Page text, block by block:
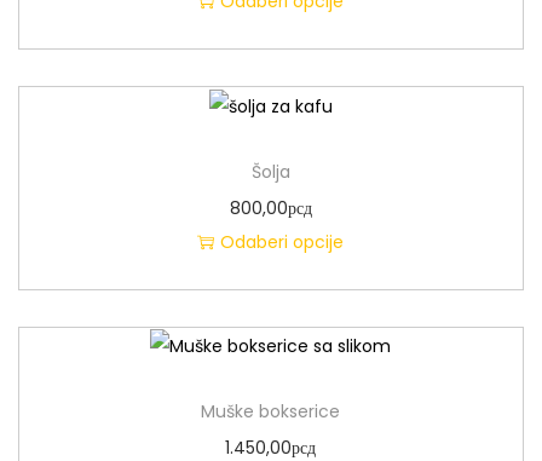
Šolja
800,00рсд
Odaberi opcije
Muške bokserice
1.450,00рсд